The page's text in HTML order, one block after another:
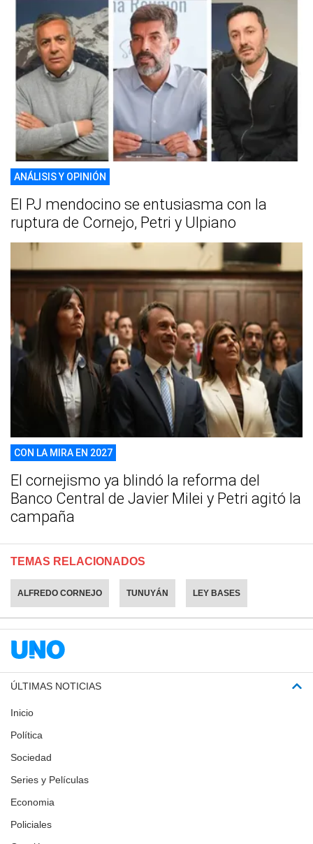
ANÁLISIS Y OPINIÓN
El PJ mendocino se entusiasma con la
ruptura de Cornejo, Petri y Ulpiano
CON LA MIRA EN 2027
El cornejismo ya blindó la reforma del
Banco Central de Javier Milei y Petri agitó la
campaña
TEMAS RELACIONADOS
ALFREDO CORNEJO TUNUYÁN LEY BASES
ÚLTIMAS NOTICIAS
Inicio
Política
Sociedad
Series y Películas
Economia
Policiales